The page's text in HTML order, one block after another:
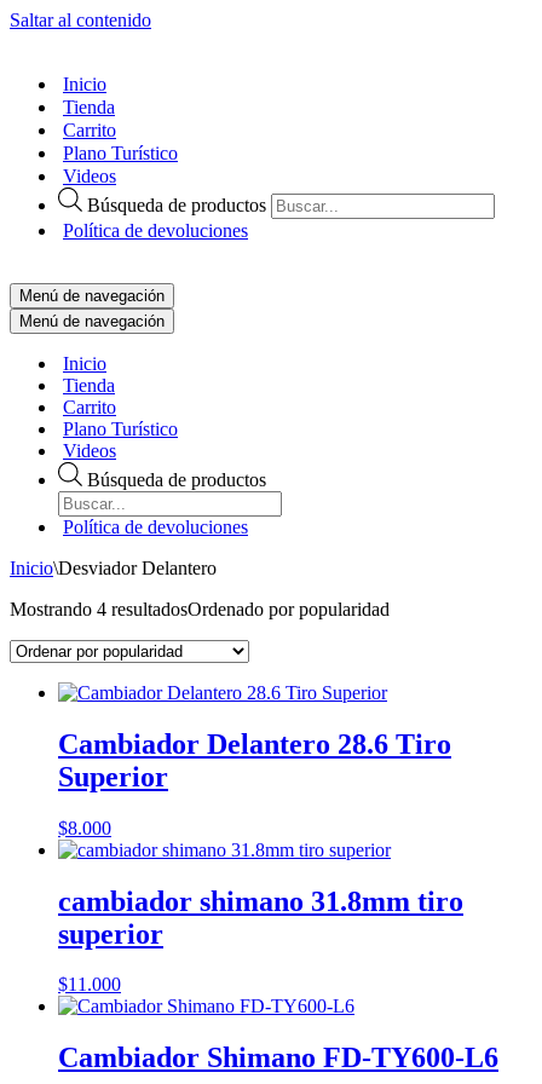
Saltar al contenido
Inicio
Tienda
Carrito
Plano Turístico
Videos
Búsqueda de productos
Política de devoluciones
Menú de navegación
Menú de navegación
Inicio
Tienda
Carrito
Plano Turístico
Videos
Búsqueda de productos
Política de devoluciones
Inicio\Desviador Delantero
Mostrando 4 resultadosOrdenado por popularidad
Cambiador Delantero 28.6 Tiro
Superior
$8.000
cambiador shimano 31.8mm tiro
superior
$11.000
Cambiador Shimano FD-TY600-L6